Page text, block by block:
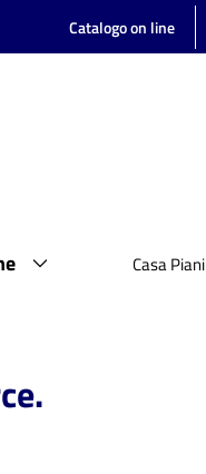
Catalogo on line
Casa Piani